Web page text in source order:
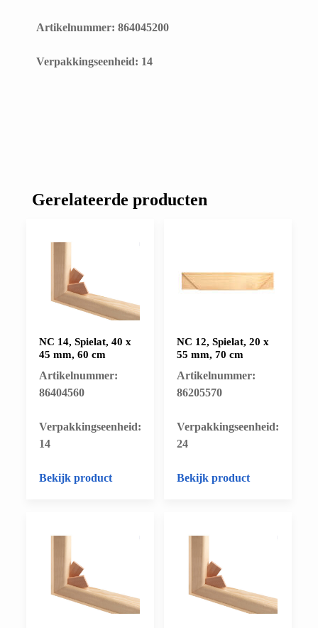
Artikelnummer: 864045200
​Verpakkingseenheid: 14
Gerelateerde producten
NC 14, Spielat, 40 x
45 mm, 60 cm
Artikelnummer:
86404560
​Verpakkingseenheid:
14
Bekijk product
NC 12, Spielat, 20 x
55 mm, 70 cm
Artikelnummer:
86205570
​Verpakkingseenheid:
24
Bekijk product